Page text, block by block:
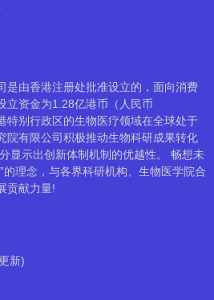
是由香港注册处批准设立的，面向消费
立资金为1.28亿港币（人民币
特别行政区的生物医疗领域在全球处于
院有限公司积极推动生物科研成果转化
显示出创新体制机制的优越性。 畅想未
的理念，与各界科研机构、生物医学院合
贡献力量!
新)